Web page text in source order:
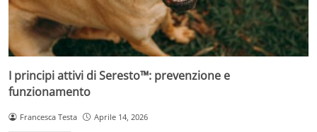
I principi attivi di Seresto™: prevenzione e
funzionamento
Francesca Testa Aprile 14, 2026